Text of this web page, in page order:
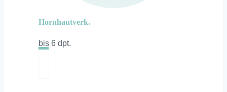
Hornhautverk.
bis 6 dpt.